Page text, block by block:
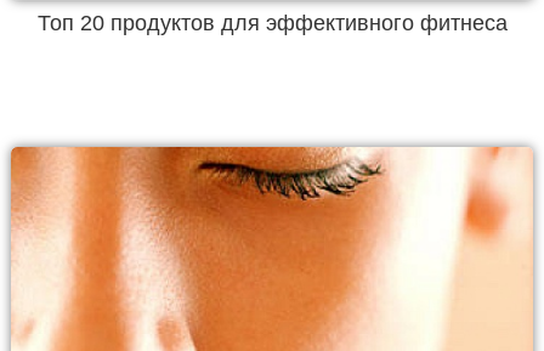
Топ 20 продуктов для эффективного фитнеса